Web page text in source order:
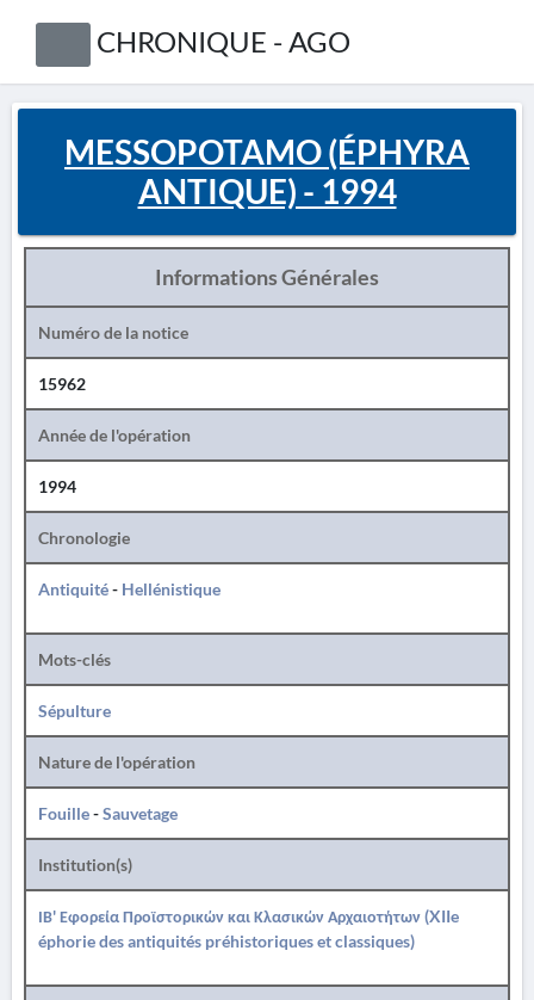
CHRONIQUE - AGO
MESSOPOTAMO (ÉPHYRA
ANTIQUE) - 1994
Informations Générales
Numéro de la notice
15962
Année de l'opération
1994
Chronologie
Antiquité- Hellénistique
Mots-clés
Sépulture
Nature de l'opération
Fouille-Sauvetage
Institution(s)
ΙΒ' Εφορεία Προϊστορικών και Κλασικών Αρχαιοτήτων (XIIe
éphorie des antiquités préhistoriques et classiques)